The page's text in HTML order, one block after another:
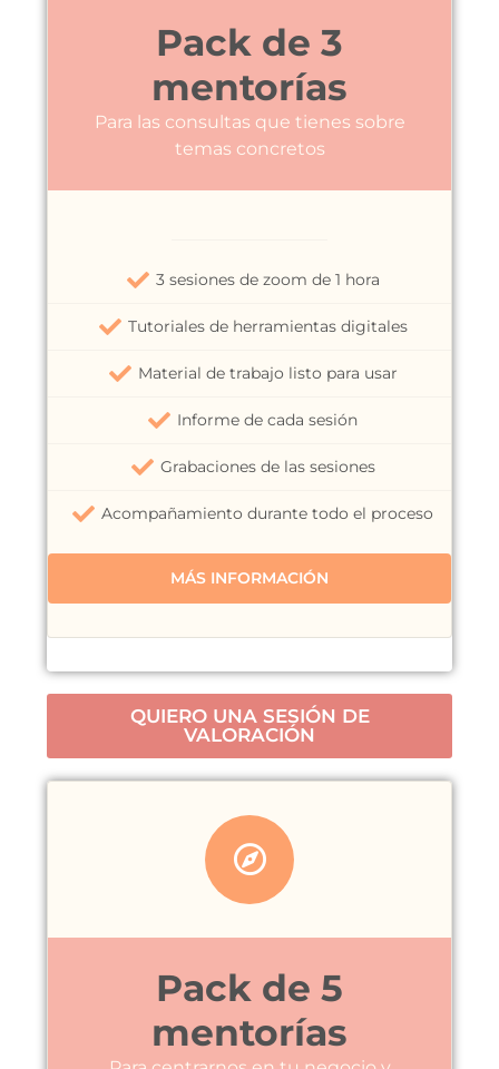
Pack de 3
mentorías
Para las consultas que tienes sobre
temas concretos
3 sesiones de zoom de 1 hora
Tutoriales de herramientas digitales
Material de trabajo listo para usar
Informe de cada sesión
Grabaciones de las sesiones
Acompañamiento durante todo el proceso
MÁS INFORMACIÓN
QUIERO UNA SESIÓN DE
VALORACIÓN
Pack de 5
mentorías